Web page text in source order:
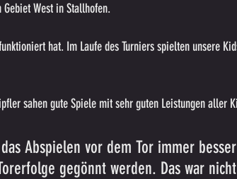
West in Stallhofen.
hat. Im Laufe des Turniers spielten unsere
sahen gute Spiele mit sehr guten Leistungen aller
Abspielen vor dem Tor immer
gegönnt werden. Das war